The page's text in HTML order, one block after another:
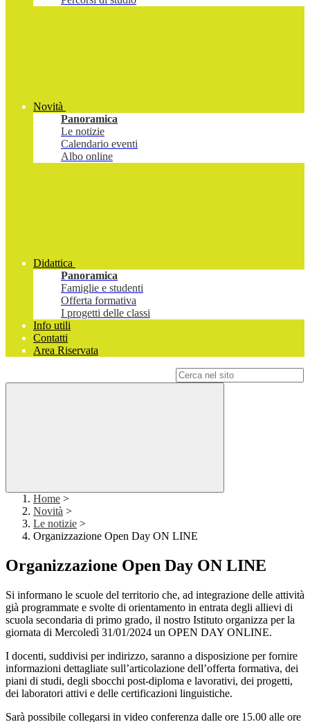
Novità
Panoramica
Le notizie
Calendario eventi
Albo online
Didattica
Panoramica
Famiglie e studenti
Offerta formativa
I progetti delle classi
Info utili
Contatti
Area Riservata
Home >
Novità >
Le notizie >
Organizzazione Open Day ON LINE
Organizzazione Open Day ON LINE
Si informano le scuole del territorio che, ad integrazione delle attività
già programmate e svolte di orientamento in entrata degli allievi di
scuola secondaria di primo grado, il nostro Istituto organizza per la
giornata di Mercoledì 31/01/2024 un OPEN DAY ONLINE.
I docenti, suddivisi per indirizzo, saranno a disposizione per fornire
informazioni dettagliate sull’articolazione dell’offerta formativa, dei
piani di studi, degli sbocchi post-diploma e lavorativi, dei progetti,
dei laboratori attivi e delle certificazioni linguistiche.
Sarà possibile collegarsi in video conferenza dalle ore 15.00 alle ore